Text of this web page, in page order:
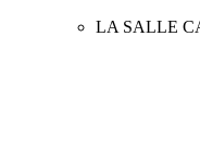
LA SALLE